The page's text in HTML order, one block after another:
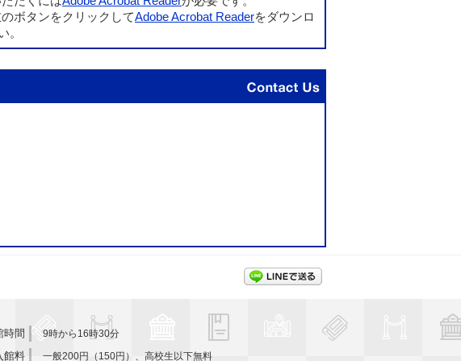
ボタンをクリックしてAdobe Acrobat Readerをダウンロ
。
時間 9時から16時30分
館料 一般200円（150円）、高校生以下無料